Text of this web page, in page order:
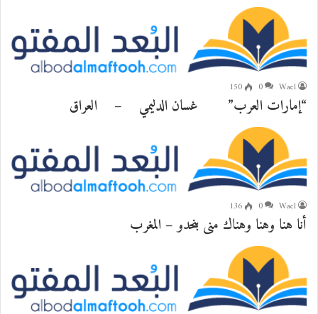
Wael
0
150
“إمارات العرب” غسان الدليمي – العراق
Wael
0
136
أنا هنا وهنا وهناك منى بنحدو – المغرب